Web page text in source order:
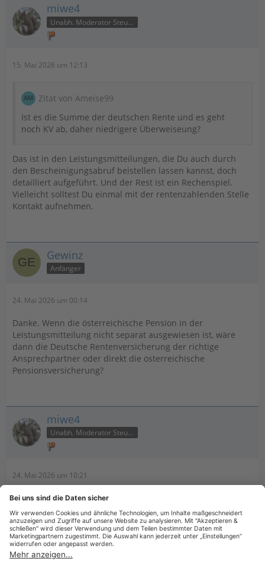
miwe4
Unabh. Moderator Steuer
15. Mai 2026 um 12:13
Zitat von Ameise99
Ist es die Summe der deutschen Rente und es geht
noch KV ab, daher niedrigere Überweiseung?
Das ist in den Leistungsmitteilungen, die Du auch durch
den Bescheinigungsabruf beistellen lassen kannst, doch
detailliert aufgeführt. Und der Rest ist ein Rechenspiel.
Vielleicht solltest Du einmal mit der rentenzahlenden Stelle
Kontakt aufnehmen.
Gewinz
Anfänger
24. Mai 2026 um 00:14
Danke. Wenn die österreichische Pension in der
Leistungsmitteilung nicht separat ausgewiesen ist, wäre
dann die Deutsche Rentenversicherung der richtige
Ansprechpartner oder direkt die österreichische
Pensionsversicherung?
miwe4
Unabh. Moderator Steuer
24. Mai 2026 um 10:21
Zitat von miwe4
... mit der rentenzahlenden Stelle Kontakt aufnehmen.